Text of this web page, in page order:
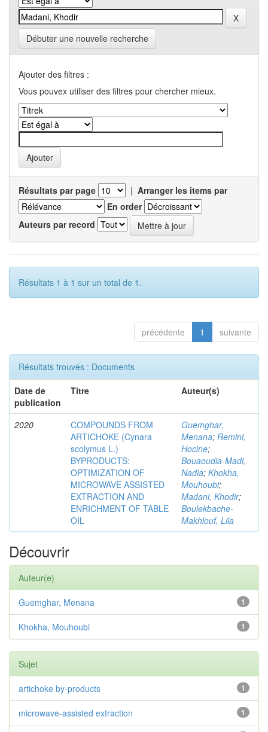
Débuter une nouvelle recherche
Ajouter des filtres :
Vous pouvex utiliser des filtres pour chercher mieux.
Résultats par page | Arranger les items par
En order
Auteurs par record
Résultats 1 à 1 sur un total de 1.
précédente 1 suivante
Résultats trouvés : Documents
Date de
publication
Titre Auteur(s)
2020
COMPOUNDS FROM
ARTICHOKE (Cynara
scolymus L.)
BYPRODUCTS:
OPTIMIZATION OF
MICROWAVE ASSISTED
EXTRACTION AND
ENRICHMENT OF TABLE
OIL
Guemghar,
Menana; Remini,
Hocine;
Bouaoudia-Madi,
Nadia; Khokha,
Mouhoubi;
Madani, Khodir;
Boulekbache-
Makhlouf, Lila
Découvrir
Auteur(e)
1
Guemghar, Menana
1
Khokha, Mouhoubi
Sujet
1
artichoke by-products
1
microwave-assisted extraction